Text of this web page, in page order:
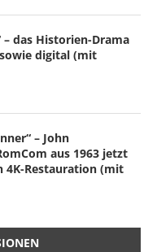
– das Historien-Drama
digital (mit
– John
aus 1963 jetzt
4K-Restauration (mit